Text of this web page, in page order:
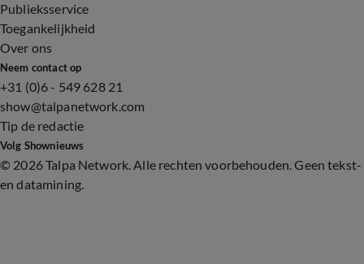
Publieksservice
Toegankelijkheid
Over ons
Neem contact op
+31 (0)6 - 549 628 21
show@talpanetwork.com
Tip de redactie
Volg Shownieuws
© 2026 Talpa Network. Alle rechten voorbehouden. Geen tekst-
en datamining.